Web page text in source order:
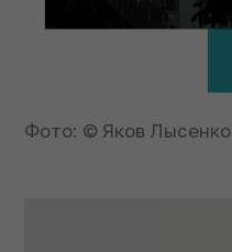
Фото: © Яков Лысенко